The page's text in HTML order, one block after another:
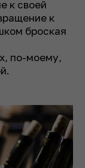
к своей
к
броская
по-моему,